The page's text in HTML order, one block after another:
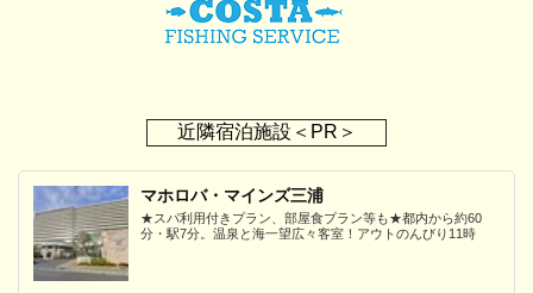
近隣宿泊施設＜PR＞
マホロバ・マインズ三浦
★スパ利用付きプラン、部屋食プラン等も★都内から約60
分・駅7分。温泉と海一望広々客室！アウトのんびり11時